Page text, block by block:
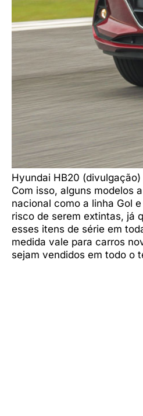
Hyundai HB20 (divulgação)
Com isso, alguns modelos
nacional como a linha Gol
risco de serem extintas, já
esses itens de série em
medida vale para carros
sejam vendidos em todo o